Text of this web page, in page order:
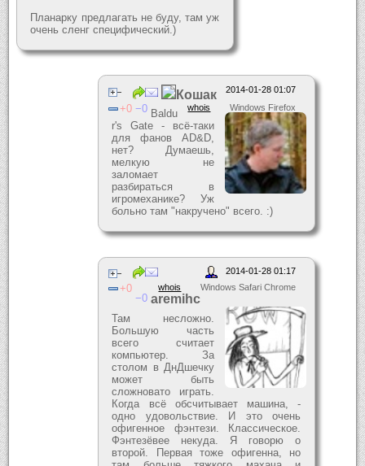
Планарку предлагать не буду, там уж
очень сленг специфический.)
2014-01-28 01:07
Windows Firefox
whois
0 0
Кошак
Baldu
r's Gate - всё-таки
для фанов AD&D,
нет? Думаешь,
мелкую не
заломает
разбираться в
игромеханике? Уж
больно там "накручено" всего. :)
2014-01-28 01:17
Windows Safari Chrome
whois
0
0 aremihc
Там несложно.
Большую часть
всего считает
компьютер. За
столом в ДнДшечку
может быть
сложновато играть.
Когда всё обсчитывает машина, -
одно удовольствие. И это очень
офигенное фэнтези. Классическое.
Фэнтезёвее некуда. Я говорю о
второй. Первая тоже офигенна, но